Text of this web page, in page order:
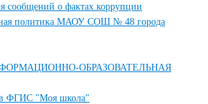
сообщений о фактах коррупции
политика МАОУ СОШ № 48 города
ОБРАЗОВАТЕЛЬНАЯ
ФГИС "Моя школа"